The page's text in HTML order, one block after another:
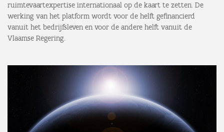
ruimtevaartexpertise internationaal op de kaart te zetten. De
werking van het platform wordt voor de helft gefinancierd
vanuit het bedrijfsleven en voor de andere helft vanuit de
Vlaamse Regering.